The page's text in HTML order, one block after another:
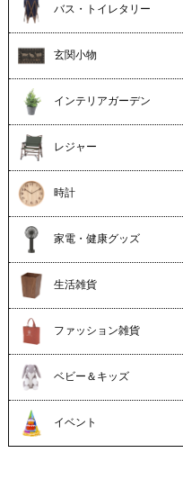
バス・トイレタリー
玄関小物
インテリアガーデン
レジャー
時計
家電・健康グッズ
生活雑貨
ファッション雑貨
ベビー＆キッズ
イベント